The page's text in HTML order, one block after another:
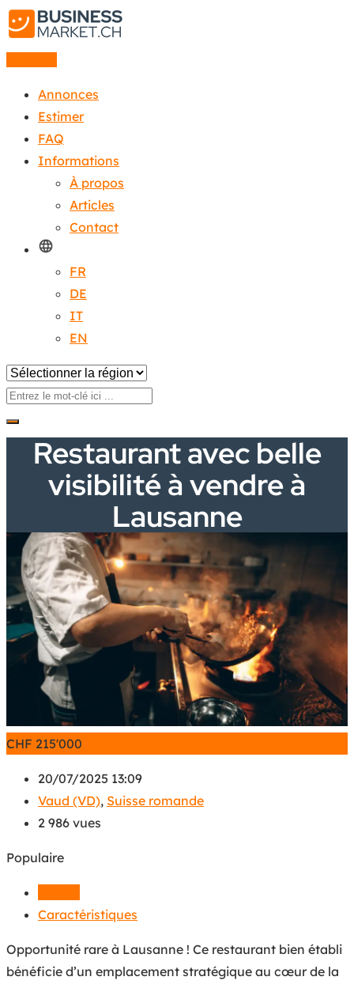
Annonces
Estimer
FAQ
Informations
À propos
Articles
Contact
FR
DE
IT
EN
Restaurant avec belle
visibilité à vendre à
Lausanne
CHF 215'000
20/07/2025 13:09
Vaud (VD), Suisse romande
2 986 vues
Populaire
Caractéristiques
Opportunité rare à Lausanne ! Ce restaurant bien établi
bénéficie d’un emplacement stratégique au cœur de la